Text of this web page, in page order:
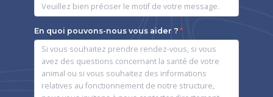
En quoi pouvons-nous vous aider ?